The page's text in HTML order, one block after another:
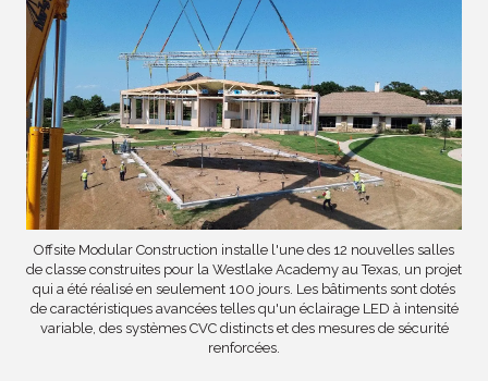
Offsite Modular Construction installe l'une des 12 nouvelles salles
de classe construites pour la Westlake Academy au Texas, un projet
qui a été réalisé en seulement 100 jours. Les bâtiments sont dotés
de caractéristiques avancées telles qu'un éclairage LED à intensité
variable, des systèmes CVC distincts et des mesures de sécurité
renforcées.